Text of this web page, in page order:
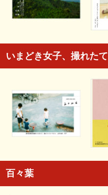
いまどき女子、撮れたて
百々葉